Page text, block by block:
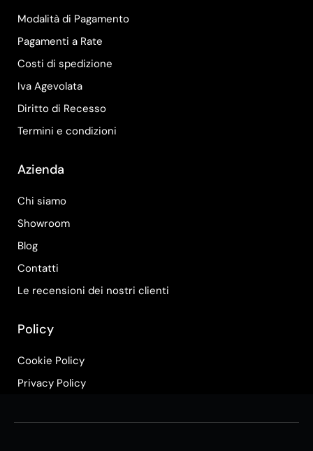
Modalità di Pagamento
Pagamenti a Rate
Costi di spedizione
Iva Agevolata
Diritto di Recesso
Termini e condizioni
Azienda
Chi siamo
Showroom
Blog
Contatti
Le recensioni dei nostri clienti
Policy
Cookie Policy
Privacy Policy